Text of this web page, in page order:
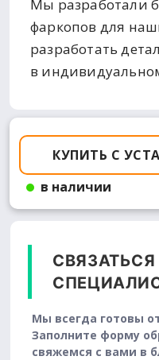
Мы разработали
фаркопов для
разработать
в
КУПИТЬ С
в наличии
Мы всегда готовы
Заполните форму
свяжемся с вами в